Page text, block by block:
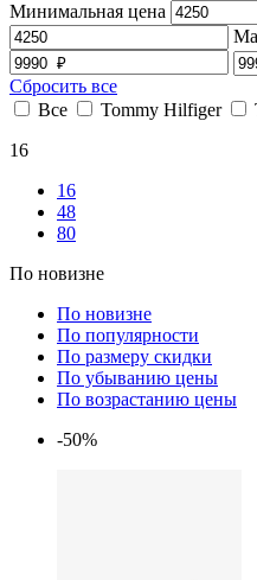
Минимальная цена
Сбросить все
Все
Tommy Hilfiger
16
16
48
80
По новизне
По новизне
По популярности
По размеру скидки
По убыванию цены
По возрастанию цены
-50%